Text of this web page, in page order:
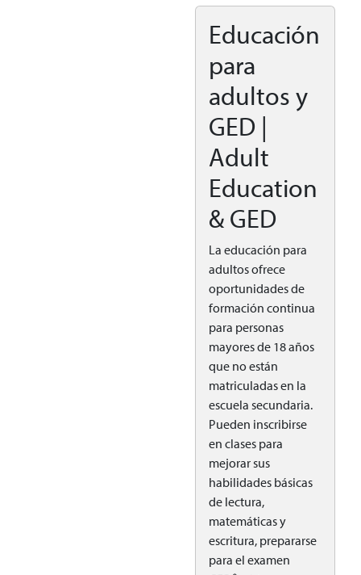
Educación
para
adultos y
GED |
Adult
Education
& GED
La educación para
adultos ofrece
oportunidades de
formación continua
para personas
mayores de 18 años
que no están
matriculadas en la
escuela secundaria.
Pueden inscribirse
en clases para
mejorar sus
habilidades básicas
de lectura,
matemáticas y
escritura, prepararse
para el examen